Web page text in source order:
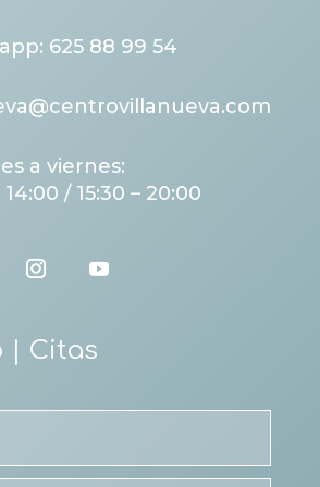
625 88 99 54
a viernes:
14:00 / 15:30 – 20:00
| Citas